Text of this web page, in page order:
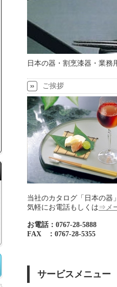
日本の器・割烹漆器・業務
ご挨拶
当社のカタログ「日本の器
気軽にお電話もしくは ⇒メ
お電話：0767-28-5888
FAX ：0767-28-5355
サービスメニュー